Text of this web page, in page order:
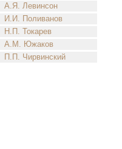
А.Я. Левинсон
И.И. Поливанов
Н.П. Токарев
А.М. Южаков
П.П. Чирвинский